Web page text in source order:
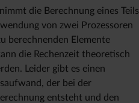
die Berechnung eines Teils
von zwei Prozessoren
berechnenden Elemente
die Rechenzeit theoretisch
Leider gibt es einen
der bei der
entsteht und den